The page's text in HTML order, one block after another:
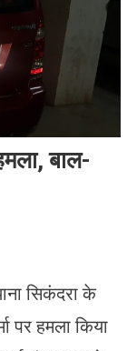
बाल-
सिकंदरा के
पर हमला किया